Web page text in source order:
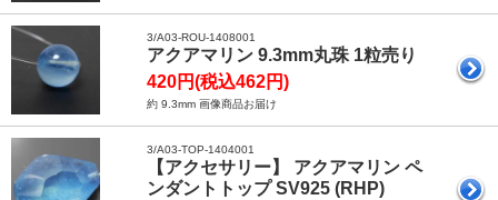
3/A03-ROU-1408001
アクアマリン 9.3mm丸珠 1粒売り
420円(税込462円)
約 9.3mm 画像商品お届け
3/A03-TOP-1404001
【アクセサリー】 アクアマリン ペ
ンダントトップ SV925 (RHP)